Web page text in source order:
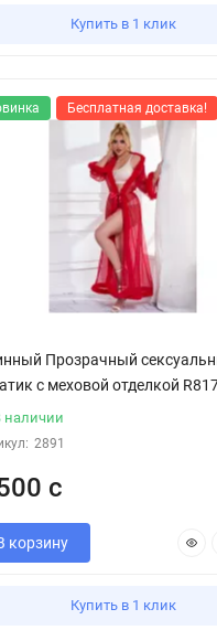
Купить в 1 клик
Бесплатная доставка!
Прозрачный
с меховой отделкой
наличии
2891
с
корзину
Купить в 1 клик